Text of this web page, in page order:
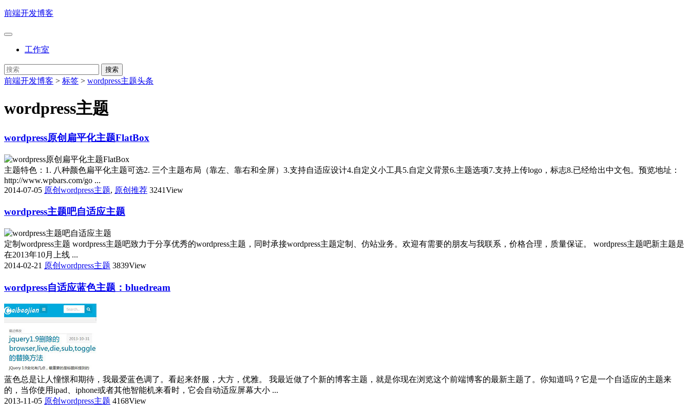
前端开发博客
工作室
前端开发博客 > 标签 > wordpress主题头条
wordpress主题
wordpress原创扁平化主题FlatBox
主题特色：1. 八种颜色扁平化主题可选2. 三个主题布局（靠左、靠右和全屏）3.支持自适应设计4.自定义小工具5.自定义背景6.主题选项7.支持上传logo，标志8.已经给出中文包。预览地址：
http://www.wpbars.com/go ...
2014-07-05 原创wordpress主题, 原创推荐 3241View
wordpress主题吧自适应主题
定制wordpress主题 wordpress主题吧致力于分享优秀的wordpress主题，同时承接wordpress主题定制、仿站业务。欢迎有需要的朋友与我联系，价格合理，质量保证。 wordpress主题吧新主题是
在2013年10月上线 ...
2014-02-21 原创wordpress主题 3839View
wordpress自适应蓝色主题：bluedream
蓝色总是让人憧憬和期待，我最爱蓝色调了。看起来舒服，大方，优雅。 我最近做了个新的博客主题，就是你现在浏览这个前端博客的最新主题了。你知道吗？它是一个自适应的主题来
的，当你使用ipad、iphone或者其他智能机来看时，它会自动适应屏幕大小 ...
2013-11-05 原创wordpress主题 4168View